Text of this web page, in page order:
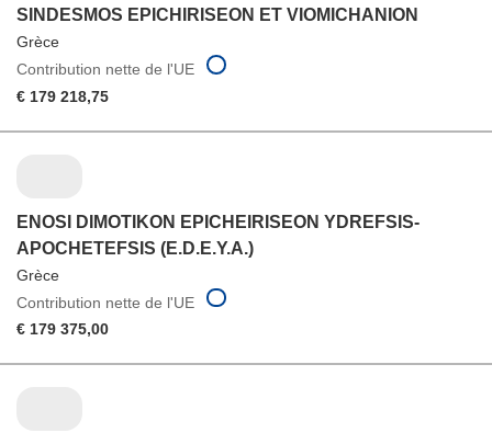
SINDESMOS EPICHIRISEON ET VIOMICHANION
Grèce
Contribution nette de l'UE
€ 179 218,75
ENOSI DIMOTIKON EPICHEIRISEON YDREFSIS-
APOCHETEFSIS (E.D.E.Y.A.)
Grèce
Contribution nette de l'UE
€ 179 375,00